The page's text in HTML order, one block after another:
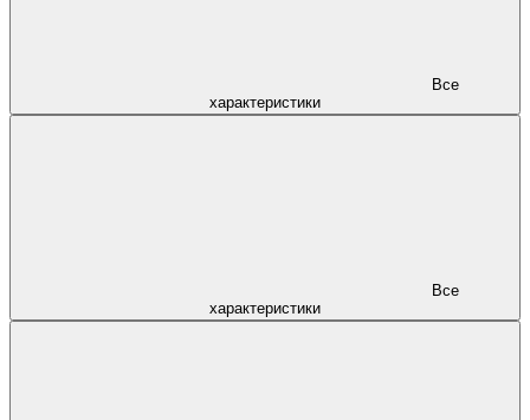
характеристики
характеристики